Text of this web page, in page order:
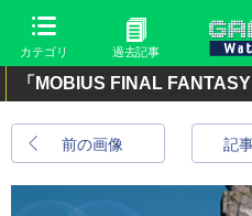
カテゴリ 過去記事
「MOBIUS FINAL
前の画像 記